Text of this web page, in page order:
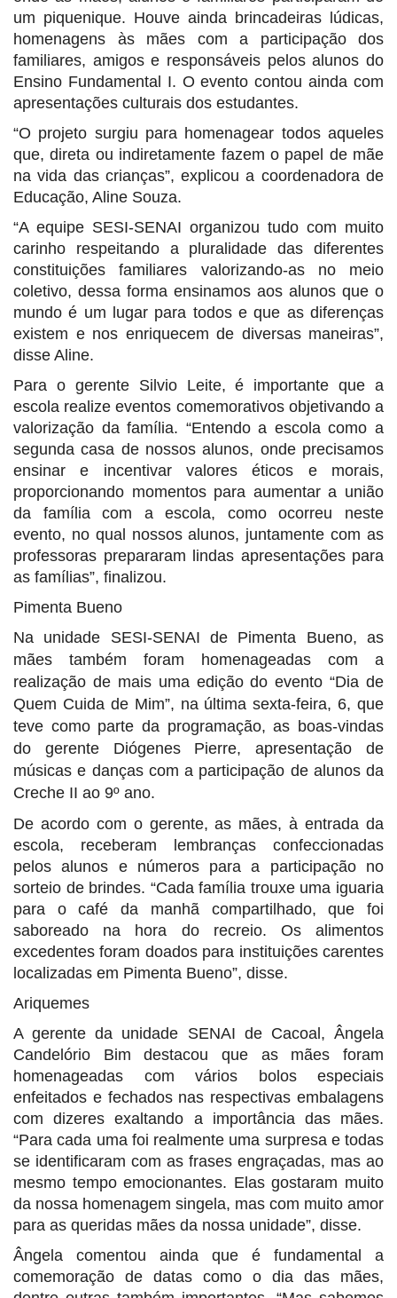
um piquenique. Houve ainda brincadeiras lúdicas,
homenagens às mães com a participação dos
familiares, amigos e responsáveis pelos alunos do
Ensino Fundamental I. O evento contou ainda com
apresentações culturais dos estudantes.
“O projeto surgiu para homenagear todos aqueles
que, direta ou indiretamente fazem o papel de mãe
na vida das crianças”, explicou a coordenadora de
Educação, Aline Souza.
“A equipe SESI-SENAI organizou tudo com muito
carinho respeitando a pluralidade das diferentes
constituições familiares valorizando-as no meio
coletivo, dessa forma ensinamos aos alunos que o
mundo é um lugar para todos e que as diferenças
existem e nos enriquecem de diversas maneiras”,
disse Aline.
Para o gerente Silvio Leite, é importante que a
escola realize eventos comemorativos objetivando a
valorização da família. “Entendo a escola como a
segunda casa de nossos alunos, onde precisamos
ensinar e incentivar valores éticos e morais,
proporcionando momentos para aumentar a união
da família com a escola, como ocorreu neste
evento, no qual nossos alunos, juntamente com as
professoras prepararam lindas apresentações para
as famílias”, finalizou.
Pimenta Bueno
Na unidade SESI-SENAI de Pimenta Bueno, as
mães também foram homenageadas com a
realização de mais uma edição do evento “Dia de
Quem Cuida de Mim”, na última sexta-feira, 6, que
teve como parte da programação, as boas-vindas
do gerente Diógenes Pierre, apresentação de
músicas e danças com a participação de alunos da
Creche II ao 9º ano.
De acordo com o gerente, as mães, à entrada da
escola, receberam lembranças confeccionadas
pelos alunos e números para a participação no
sorteio de brindes. “Cada família trouxe uma iguaria
para o café da manhã compartilhado, que foi
saboreado na hora do recreio. Os alimentos
excedentes foram doados para instituições carentes
localizadas em Pimenta Bueno”, disse.
Ariquemes
A gerente da unidade SENAI de Cacoal, Ângela
Candelório Bim destacou que as mães foram
homenageadas com vários bolos especiais
enfeitados e fechados nas respectivas embalagens
com dizeres exaltando a importância das mães.
“Para cada uma foi realmente uma surpresa e todas
se identificaram com as frases engraçadas, mas ao
mesmo tempo emocionantes. Elas gostaram muito
da nossa homenagem singela, mas com muito amor
para as queridas mães da nossa unidade”, disse.
Ângela comentou ainda que é fundamental a
comemoração de datas como o dia das mães,